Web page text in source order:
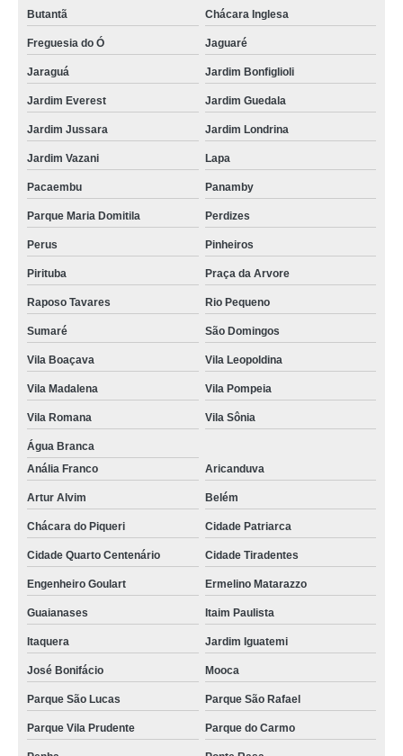
Butantã Chácara Inglesa
Freguesia do Ó Jaguaré
Jaraguá Jardim Bonfiglioli
Jardim Everest Jardim Guedala
Jardim Jussara Jardim Londrina
Jardim Vazani Lapa
Pacaembu Panamby
Parque Maria Domitila Perdizes
Perus Pinheiros
Pirituba Praça da Arvore
Raposo Tavares Rio Pequeno
Sumaré São Domingos
Vila Boaçava Vila Leopoldina
Vila Madalena Vila Pompeia
Vila Romana Vila Sônia
Água Branca
Anália Franco
Aricanduva
Artur Alvim Belém
Chácara do Piqueri Cidade Patriarca
Cidade Quarto Centenário Cidade Tiradentes
Engenheiro Goulart Ermelino Matarazzo
Guaianases Itaim Paulista
Itaquera Jardim Iguatemi
José Bonifácio Mooca
Parque São Lucas Parque São Rafael
Parque Vila Prudente Parque do Carmo